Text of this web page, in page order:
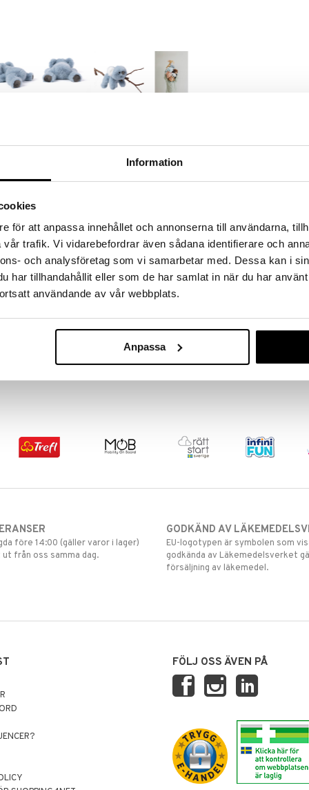
Information
för att anpassa innehållet och annonserna till användarna,
trafik. Vi vidarebefordrar även sådana identifierare och
och analysföretag som vi samarbetar med. Dessa kan i
har tillhandahållit eller som de har samlat in när du har
användande av vår webbplats.
Anpassa
exklusivt nytt material som liknar äkta päls, både
och krama.
och trygg komfort. Passar lika bra för lek som
går hem varje gång.
före 14:00 (gäller varor i lager)
från oss samma dag.
GODKÄND AV
EU-logotypen är symbolen som
godkända av Läkemedelsverket
försäljning av läkemedel.
FÖLJ OSS ÄVEN PÅ